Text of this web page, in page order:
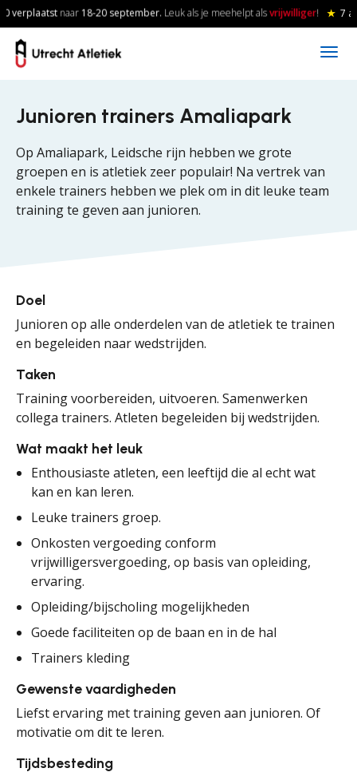
Skip to main content
verplaatstnaar18-20september. Leuk als je meehelpt alsvrijwilliger! ★ 7
Junioren trainers Amaliapark
Op Amaliapark, Leidsche rijn hebben we grote
groepen en is atletiek zeer populair! Na vertrek van
enkele trainers hebben we plek om in dit leuke team
training te geven aan junioren.
Doel
Junioren op alle onderdelen van de atletiek te trainen
en begeleiden naar wedstrijden.
Taken
Training voorbereiden, uitvoeren. Samenwerken
collega trainers. Atleten begeleiden bij wedstrijden.
Wat maakt het leuk
Enthousiaste atleten, een leeftijd die al echt wat
kan en kan leren.
Leuke trainers groep.
Onkosten vergoeding conform
vrijwilligersvergoeding, op basis van opleiding,
ervaring.
Opleiding/bijscholing mogelijkheden
Goede faciliteiten op de baan en in de hal
Trainers kleding
Gewenste vaardigheden
Liefst ervaring met training geven aan junioren. Of
motivatie om dit te leren.
Tijdsbesteding